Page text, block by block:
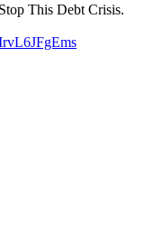
This Debt Crisis.